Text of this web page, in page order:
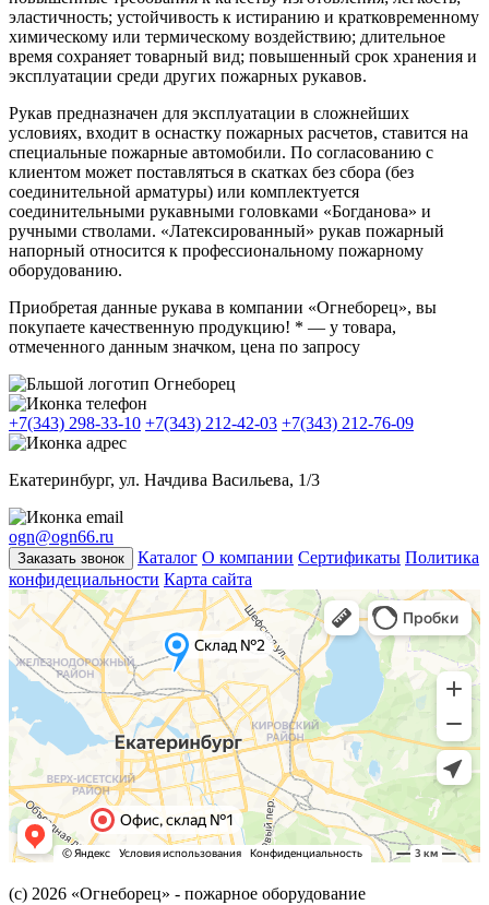
эластичность; устойчивость к истиранию и кратковременному
химическому или термическому воздействию; длительное
время сохраняет товарный вид; повышенный срок хранения и
эксплуатации среди других пожарных рукавов.
Рукав предназначен для эксплуатации в сложнейших
условиях, входит в оснастку пожарных расчетов, ставится на
специальные пожарные автомобили. По согласованию с
клиентом может поставляться в скатках без сбора (без
соединительной арматуры) или комплектуется
соединительными рукавными головками «Богданова» и
ручными стволами. «Латексированный» рукав пожарный
напорный относится к профессиональному пожарному
оборудованию.
Приобретая данные рукава в компании «Огнеборец», вы
покупаете качественную продукцию! * — у товара,
отмеченного данным значком, цена по запросу
+7(343) 298-33-10 +7(343) 212-42-03 +7(343) 212-76-09
Екатеринбург, ул. Начдива Васильева, 1/3
ogn@ogn66.ru
Заказать звонок Каталог О компании Сертификаты Политика
конфидециальности Карта сайта
(с) 2026 «Огнеборец» - пожарное оборудование